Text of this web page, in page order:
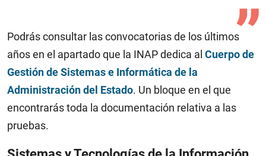
Podrás consultar las convocatorias de los últimos
años en el apartado que la INAP dedica al Cuerpo de
Gestión de Sistemas e Informática de la
Administración del Estado. Un bloque en el que
encontrarás toda la documentación relativa a las
pruebas.